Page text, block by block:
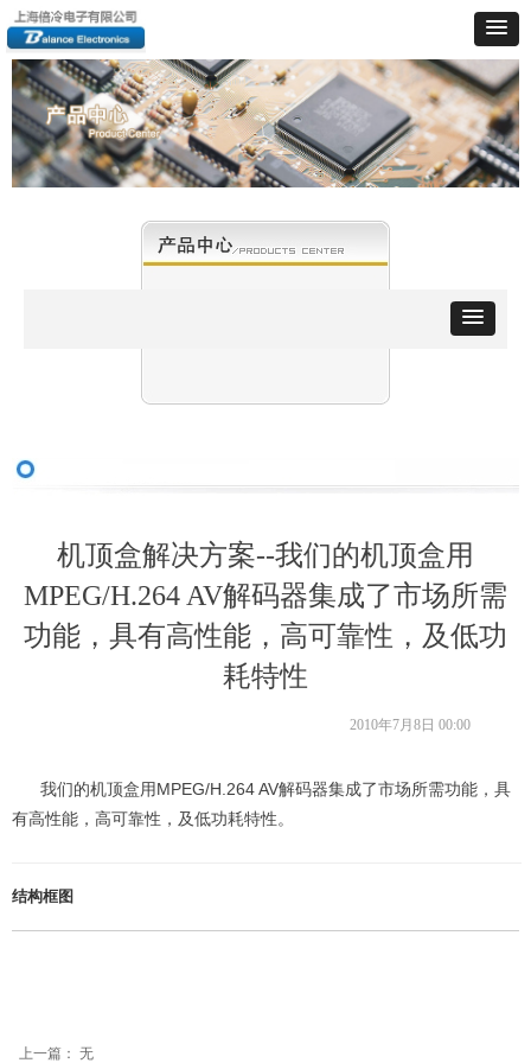
机顶盒解决方案--我们的机顶盒用
MPEG/H.264 AV解码器集成了市场所需
功能，具有高性能，高可靠性，及低功
耗特性
我们的机顶盒用MPEG/H.264 AV解码器集成了市场所需功能，具
有高性能，高可靠性，及低功耗特性。
结构框图
2010年7月8日 00:00
上一篇： 无